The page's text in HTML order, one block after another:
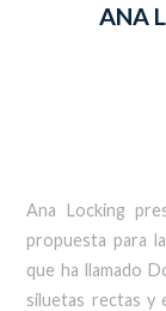
ANA
Ana Locking
propuesta para
que ha llamado
siluetas rectas y